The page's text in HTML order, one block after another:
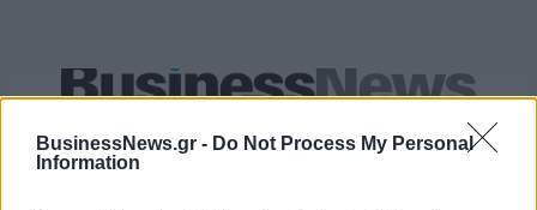
BusinessNews.gr - Do Not Process My Personal
Information